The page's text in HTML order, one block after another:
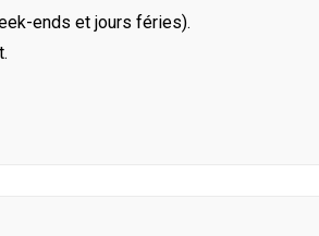
ends et jours féries).